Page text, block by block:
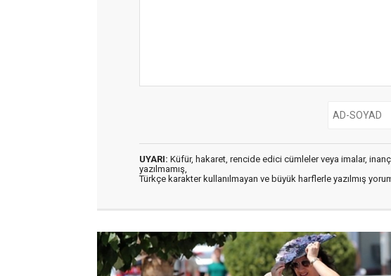
UYARI: Küfür, hakaret, rencide edici cümleler veya imalar,
yazılmamış,
Türkçe karakter kullanılmayan ve büyük harflerle yazılmış